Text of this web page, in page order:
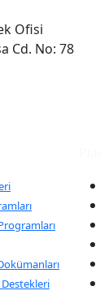
Ofisi
Cd. No: 78